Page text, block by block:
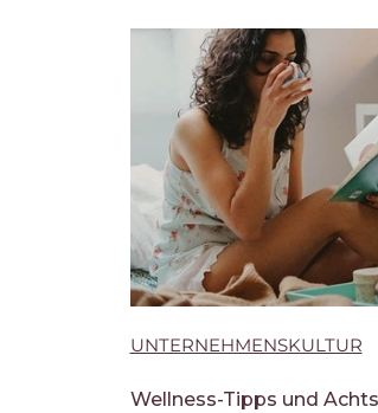
UNTERNEHMENSKULTUR
Wellness-Tipps und